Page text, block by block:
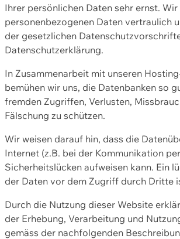
Ihrer persönlichen Daten sehr ernst.
personenbezogenen Daten vertraulich
der gesetzlichen
Datenschutzerklärung.
In Zusammenarbeit mit unseren
bemühen wir uns, die Datenbanken so
fremden Zugriffen, Verlusten,
Fälschung zu schützen.
Wir weisen darauf hin, dass die
Internet (z.B. bei der Kommunikation
Sicherheitslücken aufweisen kann. Ein
der Daten vor dem Zugriff durch Dritte
Durch die Nutzung dieser Website
der Erhebung, Verarbeitung und
gemäss der nachfolgenden